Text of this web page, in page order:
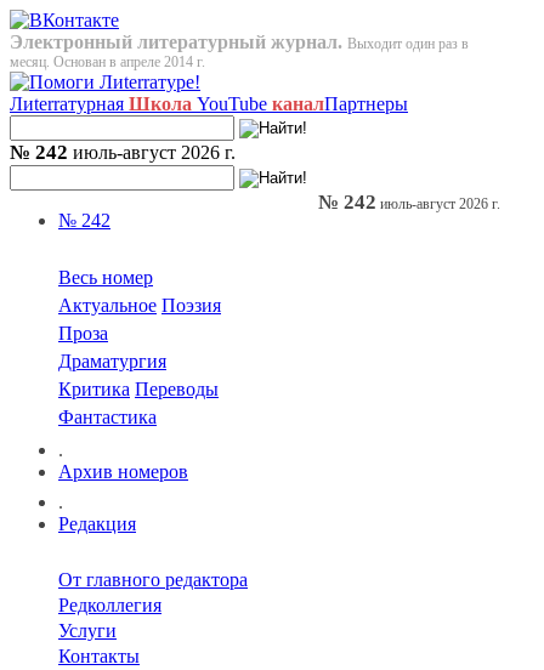
Электронный литературный журнал. Выходит один раз в
месяц. Основан в апреле 2014 г.
Лиterraтурная Школа YouTube каналПартнеры
№ 242 июль-август 2026 г.
№ 242
Весь номер
Актуальное Поэзия
Проза
Драматургия
Критика Переводы
Фантастика
.
Архив номеров
.
Редакция
От главного редактора
Редколлегия
Услуги
Контакты
№ 242 июль-август 2026 г.